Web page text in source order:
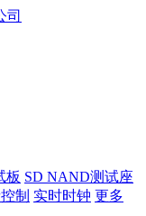
板 SD NAND测试座
制 实时时钟 更多